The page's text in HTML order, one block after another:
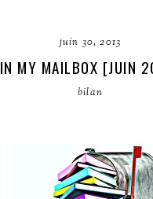
juin 30, 2013
IN MY MAILBOX [JUIN
bilan